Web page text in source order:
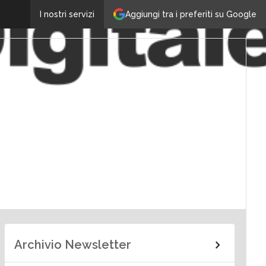
Aggiungi tra i preferiti su Google
I nostri servizi
Archivio Newsletter